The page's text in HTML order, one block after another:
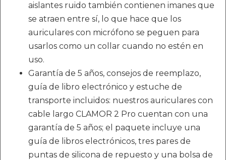
aislantes ruido también contienen imanes que
se atraen entre sí, lo que hace que los
auriculares con micrófono se peguen para
usarlos como un collar cuando no estén en
uso.
Garantía de 5 años, consejos de reemplazo,
guía de libro electrónico y estuche de
transporte incluidos: nuestros auriculares con
cable largo CLAMOR 2 Pro cuentan con una
garantía de 5 años; el paquete incluye una
guía de libros electrónicos, tres pares de
puntas de silicona de repuesto y una bolsa de